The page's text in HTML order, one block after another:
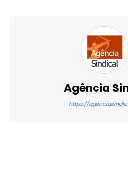
Agência
https://